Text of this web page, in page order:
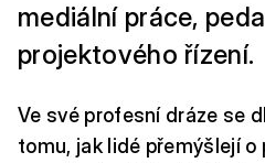
mediální práce,
projektového řízení.
Ve své profesní dráze se
tomu, jak lidé přemýšlejí o